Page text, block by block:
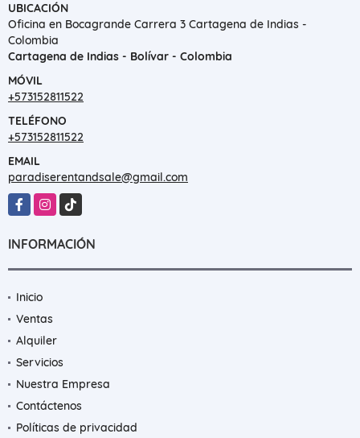
UBICACIÓN
Oficina en Bocagrande Carrera 3 Cartagena de Indias -
Colombia
Cartagena de Indias - Bolívar - Colombia
MÓVIL
+573152811522
TELÉFONO
+573152811522
EMAIL
paradiserentandsale@gmail.com
FacebookInstagram
TikTok
INFORMACIÓN
Inicio
Ventas
Alquiler
Servicios
Nuestra Empresa
Contáctenos
Políticas de privacidad